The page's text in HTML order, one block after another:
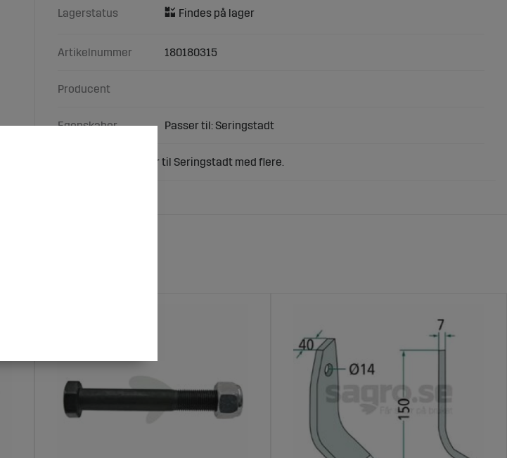
Lagerstatus
Artikelnummer 180180315
Producent
Egenskaber Passer til: Seringstadt
Slagkniv som passer til Seringstadt med flere.